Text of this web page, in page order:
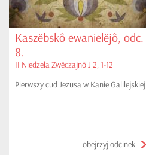
Kaszëbskô ewanielëjô, odc.
8.
II Niedzela Zwëczajnô J 2, 1-12
Pierwszy cud Jezusa w Kanie Galilejskiej
obejrzyj odcinek